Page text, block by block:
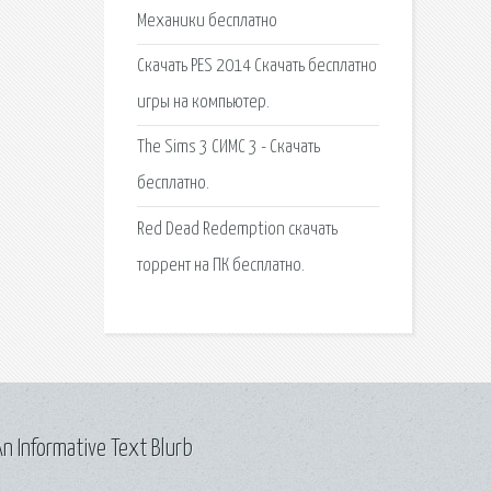
Механики бесплатно
Скачать PES 2014 Скачать бесплатно
игры на компьютер.
The Sims 3 СИМС 3 - Скачать
бесплатно.
Red Dead Redemption скачать
торрент на ПК бесплатно.
Informative Text Blurb